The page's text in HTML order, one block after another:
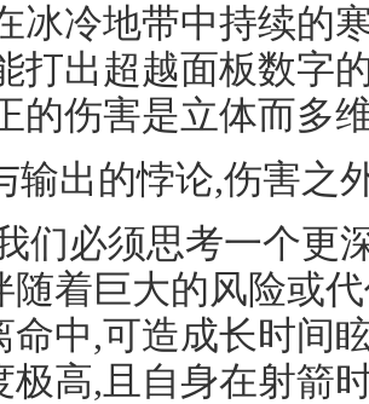
冰冷地带中持续的
打出超越面板数字
的伤害是立体而多
输出的悖论,伤害之
们必须思考一个更
随着巨大的风险或
命中,可造成长时间
极高,且自身在射箭